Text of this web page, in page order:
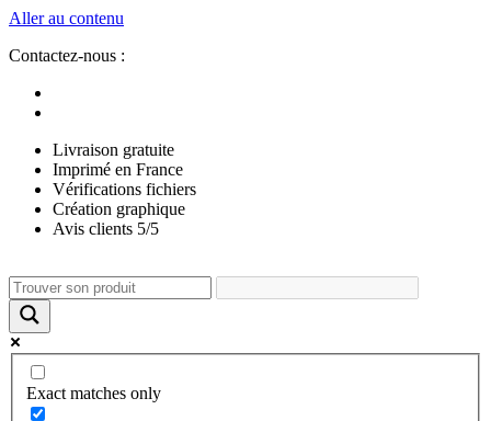
Aller au contenu
Contactez-nous :
Livraison gratuite
Imprimé en France
Vérifications fichiers
Création graphique
Avis clients 5/5
Exact matches only